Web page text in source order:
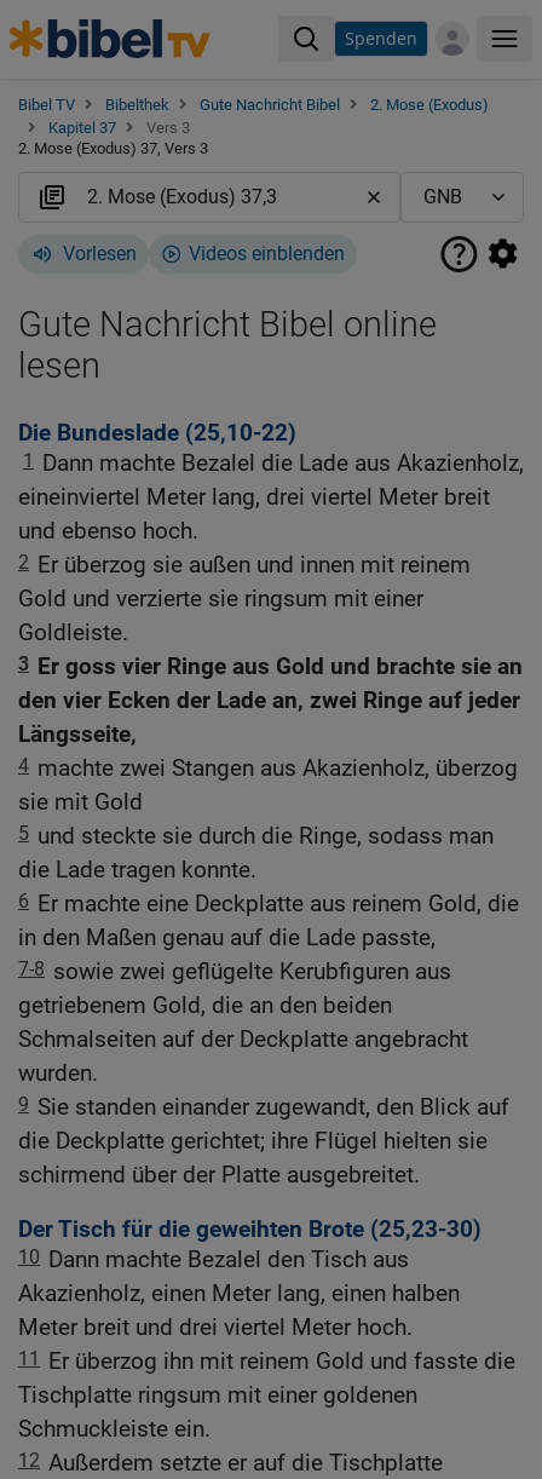
Spenden
Bibel TV Bibelthek Gute Nachricht Bibel
2. Mose (Exodus)
Kapitel 37
Vers 3
2. Mose (Exodus) 37, Vers 3
Vorlesen Videos einblenden
Gute Nachricht Bibel online
lesen
Die Bundeslade (25,10-22)
1
Dann machte Bezalel die Lade aus Akazienholz,
eineinviertel Meter lang, drei viertel Meter breit
und ebenso hoch.
2 Er überzog sie außen und innen mit reinem
Gold und verzierte sie ringsum mit einer
Goldleiste.
3 Er goss vier Ringe aus Gold und brachte sie an
den vier Ecken der Lade an, zwei Ringe auf jeder
Längsseite,
4 machte zwei Stangen aus Akazienholz, überzog
sie mit Gold
5 und steckte sie durch die Ringe, sodass man
die Lade tragen konnte.
6 Er machte eine Deckplatte aus reinem Gold, die
in den Maßen genau auf die Lade passte,
7-8 sowie zwei geflügelte Kerubfiguren aus
getriebenem Gold, die an den beiden
Schmalseiten auf der Deckplatte angebracht
wurden.
9 Sie standen einander zugewandt, den Blick auf
die Deckplatte gerichtet; ihre Flügel hielten sie
schirmend über der Platte ausgebreitet.
Der Tisch für die geweihten Brote (25,23-30)
10 Dann machte Bezalel den Tisch aus
Akazienholz, einen Meter lang, einen halben
Meter breit und drei viertel Meter hoch.
11
Er überzog ihn mit reinem Gold und fasste die
Tischplatte ringsum mit einer goldenen
Schmuckleiste ein.
12 Außerdem setzte er auf die Tischplatte